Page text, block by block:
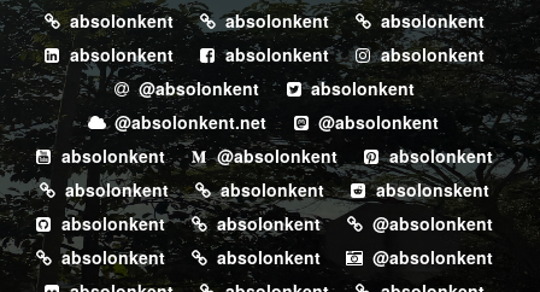
absolonkent
absolonkent
absolonkent
absolonkent
absolonkent
absolonkent
@absolonkent
absolonkent
@absolonkent.net
@absolonkent
absolonkent
@absolonkent
absolonkent
absolonkent
absolonkent
absolonskent
absolonkent
absolonkent
@absolonkent
absolonkent
absolonkent
@absolonkent